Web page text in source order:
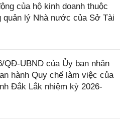
của hộ kinh doanh thuộc
quản lý Nhà nước của Sở Tài
QĐ-UBND của Ủy ban nhân
hành Quy chế làm việc của
Đắk Lắk nhiệm kỳ 2026-